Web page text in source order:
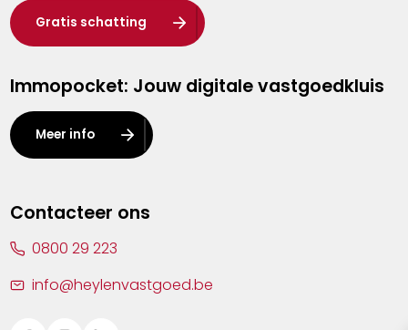
Heist-op-den-Berg
Herentals
Kalmthout
Leuven
Lier
Gratis schatting
Immopocket: Jouw digitale vastgoedkluis
Meer info
Contacteer ons
0800 29 223
info@heylenvastgoed.be